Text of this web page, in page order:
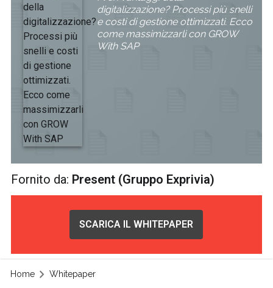
digitalizzazione? Processi più snelli
e costi di gestione ottimizzati. Ecco
come massimizzarli con GROW
With SAP
Fornito da: Present (Gruppo Exprivia)
SCARICA IL WHITEPAPER
Home Whitepaper